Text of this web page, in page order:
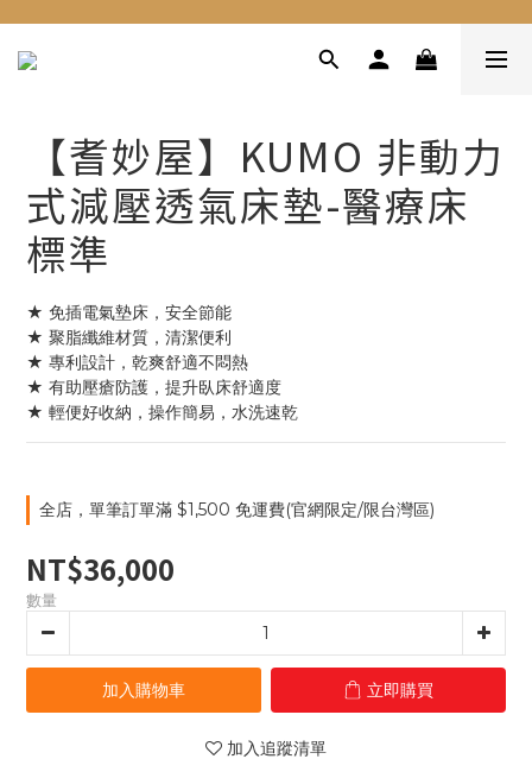
【耆妙屋】KUMO 非動力
式減壓透氣床墊-醫療床
標準
★ 免插電氣墊床，安全節能
★ 聚脂纖維材質，清潔便利
★ 專利設計，乾爽舒適不悶熱
★ 有助壓瘡防護，提升臥床舒適度
★ 輕便好收納，操作簡易，水洗速乾
全店，單筆訂單滿 $1,500 免運費(官網限定/限台灣區)
NT$36,000
數量
加入購物車 立即購買
加入追蹤清單